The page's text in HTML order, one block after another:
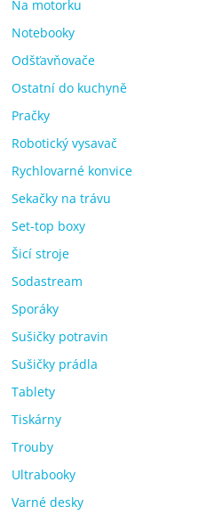
Na motorku
Notebooky
Odšťavňovače
Ostatní do kuchyně
Pračky
Robotický vysavač
Rychlovarné konvice
Sekačky na trávu
Set-top boxy
Šicí stroje
Sodastream
Sporáky
Sušičky potravin
Sušičky prádla
Tablety
Tiskárny
Trouby
Ultrabooky
Varné desky